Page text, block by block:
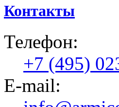
Контакты
Телефон:
+7 (495)
E-mail: